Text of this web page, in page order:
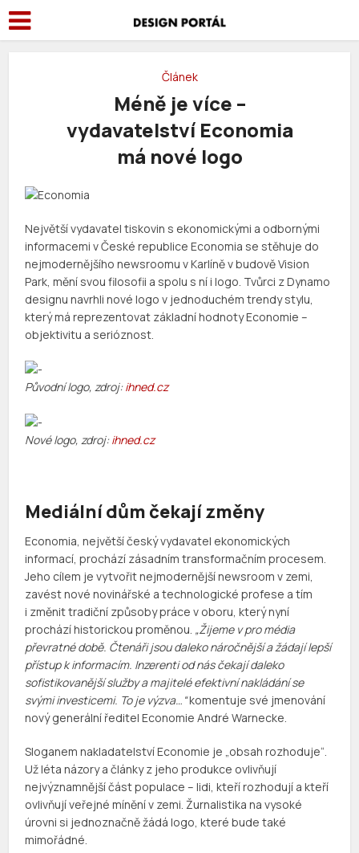
Článek
Méně je více –
vydavatelství Economia
má nové logo
Největší vydavatel tiskovin s ekonomickými a odbornými
informacemi v České republice Economia se stěhuje do
nejmodernějšího newsroomu v Karlíně v budově Vision
Park, mění svou filosofii a spolu s ní i logo. Tvůrci z Dynamo
designu navrhli nové logo v jednoduchém trendy stylu,
který má reprezentovat základní hodnoty Economie –
objektivitu a serióznost.
Původní logo, zdroj:ihned.cz
Nové logo, zdroj:ihned.cz
Mediální dům čekají změny
Economia, největší český vydavatel ekonomických
informací, prochází zásadním transformačním procesem.
Jeho cílem je vytvořit nejmodernější newsroom v zemi,
zavést nové novinářské a technologické profese a tím
i změnit tradiční způsoby práce v oboru, který nyní
prochází historickou proměnou. „Žijeme v pro média
převratné době. Čtenáři jsou daleko náročnější a žádají lepší
přístup k informacím. Inzerenti od nás čekají daleko
sofistikovanější služby a majitelé efektivní nakládání se
svými investicemi. To je výzva…“komentuje své jmenování
nový generální ředitel Economie André Warnecke.
Sloganem nakladatelství Economie je „obsah rozhoduje“.
Už léta názory a články z jeho produkce ovlivňují
nejvýznamnější část populace – lidi, kteří rozhodují a kteří
ovlivňují veřejné mínění v zemi. Žurnalistika na vysoké
úrovni si jednoznačně žádá logo, které bude také
mimořádné.